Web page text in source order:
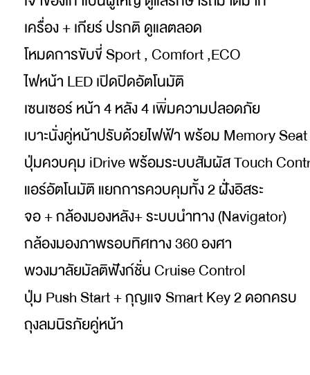
เครื่อง + เกียร์ ปรกติ ดูแลตลอด
โหมดการขับขี่ Sport , Comfort ,ECO
ไฟหน้า LED เปิดปิดอัตโนมัติ
เซนเซอร์ หน้า 4 หลัง 4 เพิ่มความปลอดภัย
เบาะนั่งคู่หน้าปรับด้วยไฟฟ้า พร้อม Memory
ปุ่มควบคุม iDrive พร้อมระบบสัมผัส Touch
แอร์อัตโนมัติ แยกการควบคุมทั้ง 2 ฝั่งอิสระ
จอ + กล้องมองหลัง+ ระบบนำทาง (Navigator)
กล้องมองภาพรอบทิศทาง 360 องศา
พวงมาลัยมัลติฟังก์ชั่น Cruise Control
ปุ่ม Push Start + กุญแจ Smart Key 2 ดอกครบ
ถุงลมนิรภัยคู่หน้า